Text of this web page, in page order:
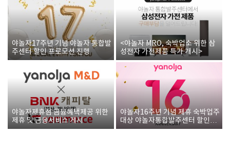
야놀자17주년 기념 야놀자 통합발
주센터 할인 프로모션 진행
<야놀자 MRO, 숙박업소 위한 삼
성전자 가전제품 특가 개시>
야놀자제휴점 금융혜택제공 위한
제휴 및 금융서비스 게시
야놀자16주년 기념 제휴 숙박업주
대상 야놀자통합발주센터 할인쿠
폰 증정